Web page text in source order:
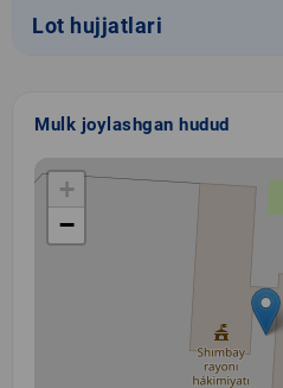
Lot hujjatlari
Mulk joylashgan hudud
+
−